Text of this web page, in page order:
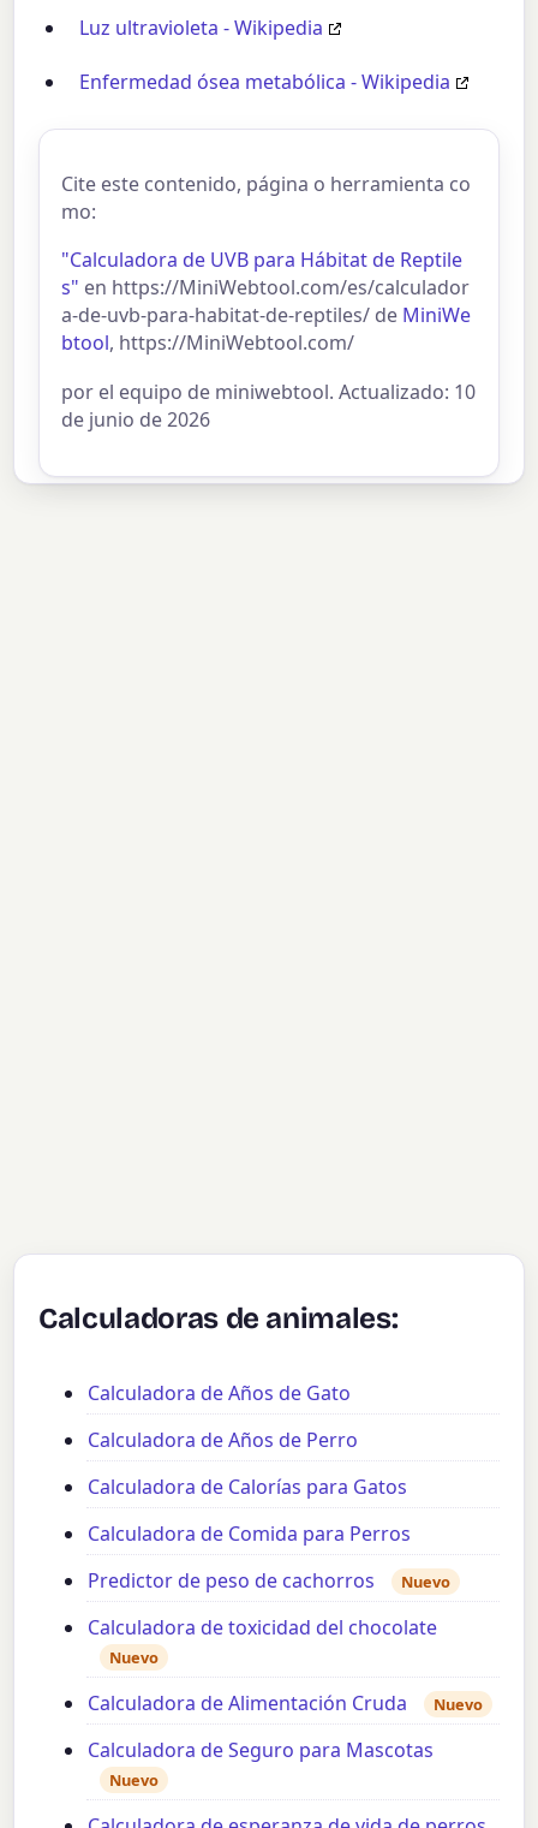
Luz ultravioleta - Wikipedia
Enfermedad ósea metabólica - Wikipedia
Cite este contenido, página o herramienta co
mo:
"Calculadora de UVB para Hábitat de Reptile
s" en https://MiniWebtool.com/es/calculador
a-de-uvb-para-habitat-de-reptiles/ de MiniWe
btool, https://MiniWebtool.com/
por el equipo de miniwebtool. Actualizado: 10
de junio de 2026
Calculadoras de animales:
Calculadora de Años de Gato
Calculadora de Años de Perro
Calculadora de Calorías para Gatos
Calculadora de Comida para Perros
Predictor de peso de cachorros
Nuevo
Calculadora de toxicidad del chocolate
Nuevo
Calculadora de Alimentación Cruda Nuevo
Calculadora de Seguro para Mascotas
Nuevo